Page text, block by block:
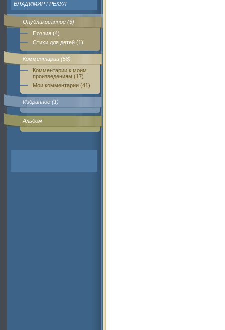
ВЛАДИМИР ГРЕКУЛ
Опубликованное (5)
Поэзия (4)
Стихи для детей (1)
Комментарии (58)
Комментарии к моим
произведениям (17)
Мои комментарии (41)
Избранное (1)
Альбом